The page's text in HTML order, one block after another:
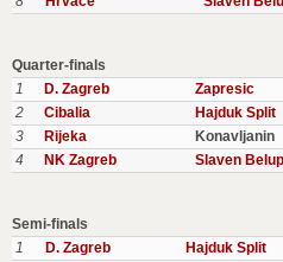
Quarter-finals
1
D. Zagreb Zapresic
2
Cibalia Hajduk Split
3
Rijeka Konavljanin
4
NK Zagreb Slaven
Semi-finals
1
D. Zagreb Hajduk Split